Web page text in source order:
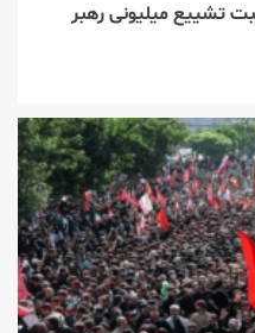
تشییع میلیونی رهبر